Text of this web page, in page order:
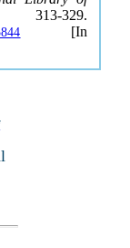
[In